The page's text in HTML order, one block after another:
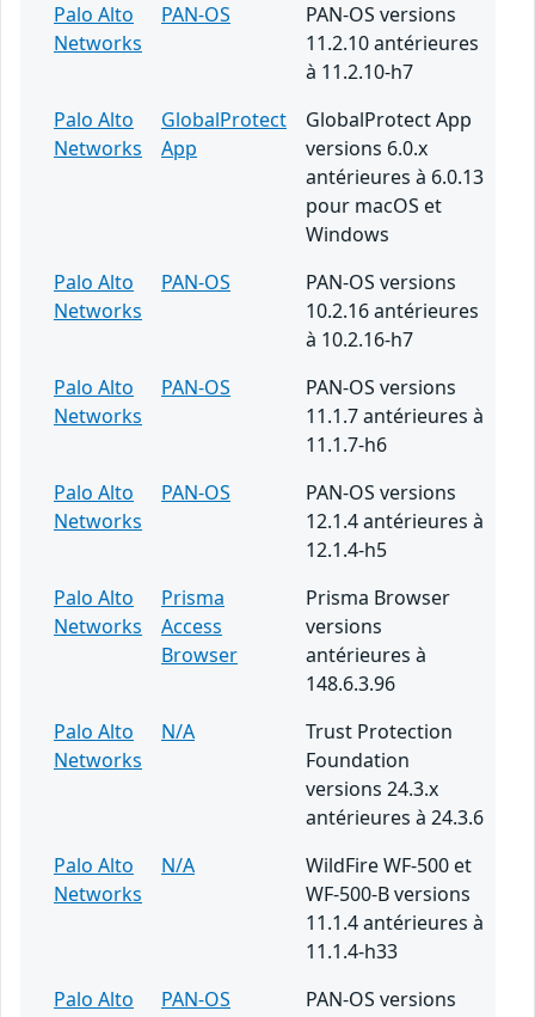
Palo Alto
Networks
PAN-OS
PAN-OS versions
11.2.10 antérieures
à 11.2.10-h7
Palo Alto
Networks
GlobalProtect
App
GlobalProtect App
versions 6.0.x
antérieures à 6.0.13
pour macOS et
Windows
Palo Alto
Networks
PAN-OS
PAN-OS versions
10.2.16 antérieures
à 10.2.16-h7
Palo Alto
Networks
PAN-OS
PAN-OS versions
11.1.7 antérieures à
11.1.7-h6
Palo Alto
Networks
PAN-OS
PAN-OS versions
12.1.4 antérieures à
12.1.4-h5
Palo Alto
Networks
Prisma
Access
Browser
Prisma Browser
versions
antérieures à
148.6.3.96
Palo Alto
Networks
N/A
Trust Protection
Foundation
versions 24.3.x
antérieures à 24.3.6
Palo Alto
Networks
N/A
WildFire WF-500 et
WF-500-B versions
11.1.4 antérieures à
11.1.4-h33
Palo Alto
PAN-OS
PAN-OS versions